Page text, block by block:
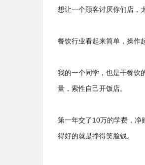
想让一个顾客讨厌你们店，
餐饮行业看起来简单，操作
我的一个同学，也是干餐饮
量，索性自己开饭店。
第一年交了10万的学费，净
得好的就是挣得笑脸钱。